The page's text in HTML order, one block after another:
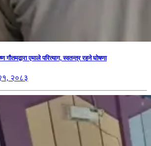
एमाले परित्याग, स्वतन्त्र रहने घोषणा
२०८३